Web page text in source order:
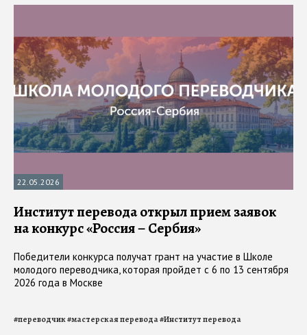
22.05.2026
Институт перевода открыл прием заявок
на конкурс «Россия – Сербия»
Победители конкурса получат грант на участие в Школе
молодого переводчика, которая пройдет с 6 по 13 сентября
2026 года в Москве
#переводчик#мастерская перевода#Институт перевода